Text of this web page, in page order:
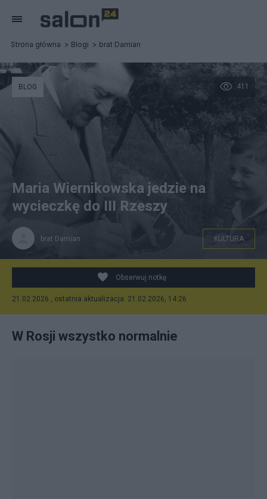
Strona główna Blogi brat Damian
411
BLOG
Maria Wiernikowska jedzie na
wycieczkę do III Rzeszy
brat Damian KULTURA
Obserwuj notkę
21.02.2026 , ostatnia aktualizacja: 21.02.2026, 14:26
W Rosji wszystko normalnie